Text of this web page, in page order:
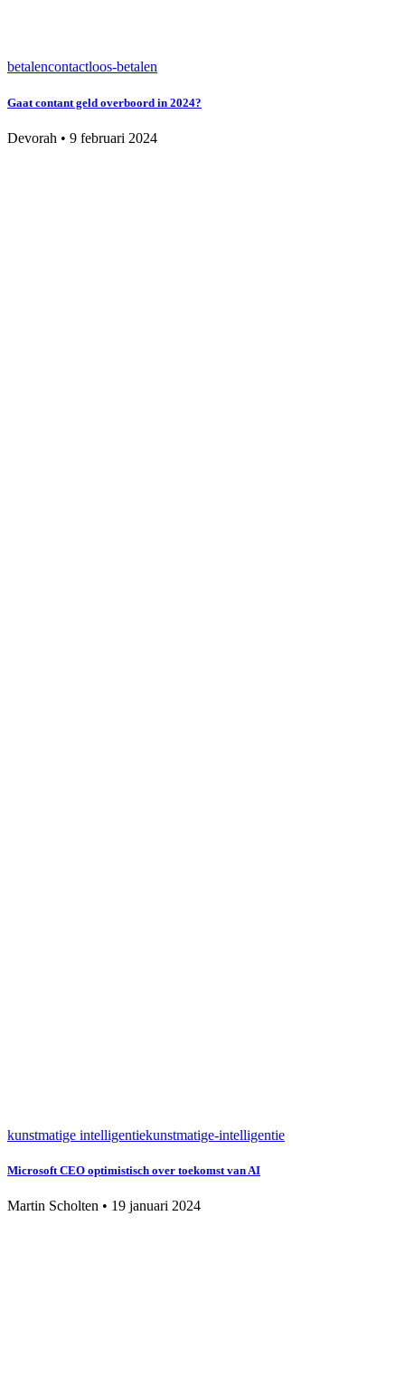
betalencontactloos-betalen
Gaat contant geld overboord in 2024?
Devorah • 9 februari 2024
kunstmatige intelligentiekunstmatige-intelligentie
Microsoft CEO optimistisch over toekomst van AI
Martin Scholten • 19 januari 2024